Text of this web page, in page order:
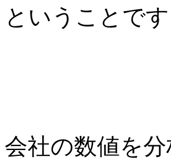
ということです
会社の数値を